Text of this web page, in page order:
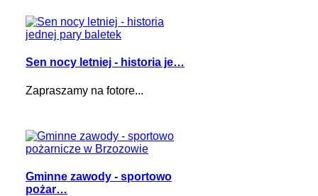
Sen nocy letniej - historia je…
Zapraszamy na fotore...
Gminne zawody - sportowo
pożar…